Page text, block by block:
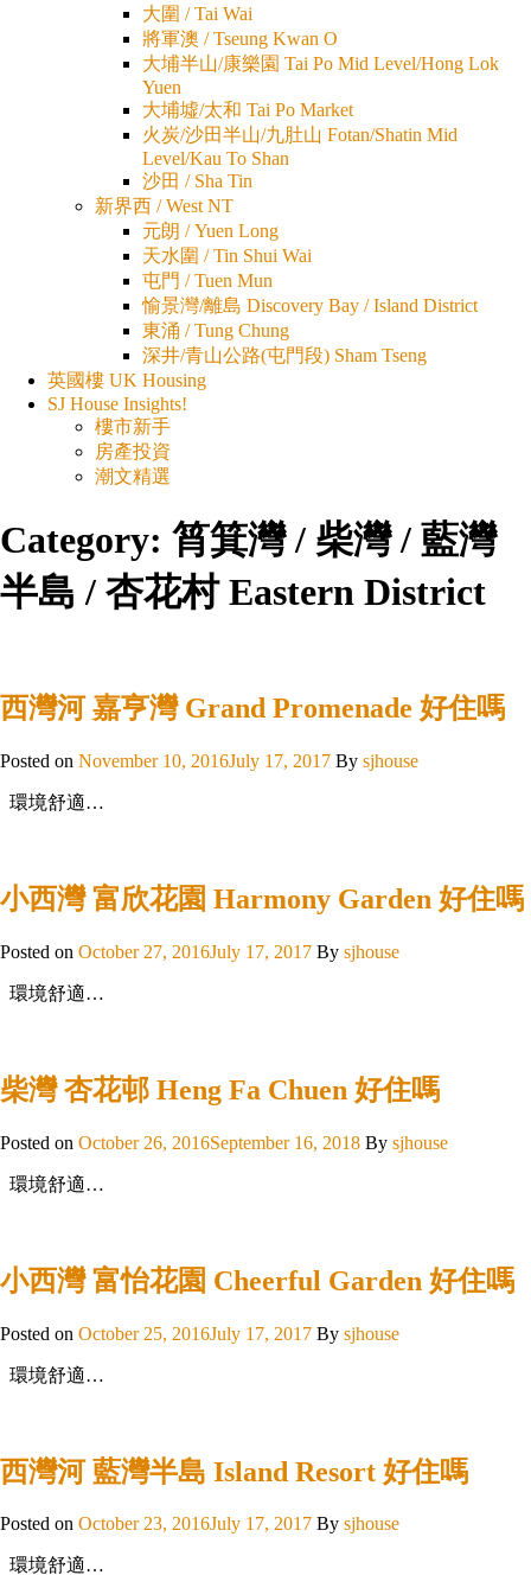
大圍 / Tai Wai
將軍澳 / Tseung Kwan O
大埔半山/康樂園 Tai Po Mid Level/Hong Lok
Yuen
大埔墟/太和 Tai Po Market
火炭/沙田半山/九肚山 Fotan/Shatin Mid
Level/Kau To Shan
沙田 / Sha Tin
新界西 / West NT
元朗 / Yuen Long
天水圍 / Tin Shui Wai
屯門 / Tuen Mun
愉景灣/離島 Discovery Bay / Island District
東涌 / Tung Chung
深井/青山公路(屯門段) Sham Tseng
英國樓 UK Housing
SJ House Insights!
樓市新手
房產投資
潮文精選
Category: 筲箕灣 / 柴灣 / 藍灣
半島 / 杏花村 Eastern District
西灣河 嘉亨灣 Grand Promenade 好住嗎
Posted on November 10, 2016July 17, 2017 By sjhouse
環境舒適…
小西灣 富欣花園 Harmony Garden 好住嗎
Posted on October 27, 2016July 17, 2017 By sjhouse
環境舒適…
柴灣 杏花邨 Heng Fa Chuen 好住嗎
Posted on October 26, 2016September 16, 2018 By sjhouse
環境舒適…
小西灣 富怡花園 Cheerful Garden 好住嗎
Posted on October 25, 2016July 17, 2017 By sjhouse
環境舒適…
西灣河 藍灣半島 Island Resort 好住嗎
Posted on October 23, 2016July 17, 2017 By sjhouse
環境舒適…